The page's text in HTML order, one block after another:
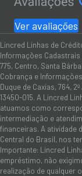
Ver avaliações
Lincred Linhas de
Informações Cadastrais
775, Centro, Santa
Cobrança e
Duque de Caxias, 764,
13450-015. A Lincred
atuamos como
intermediação e
financeiras. A atividade
Central do Brasil, nos
Importante: Lincred
empréstimo, não
realização de qualquer